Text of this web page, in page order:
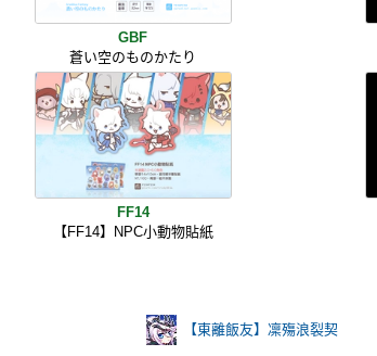
GBF
蒼い空のものかたり
FF14
【FF14】NPC小動物貼紙
【東離飯友】凜殤浪裂契